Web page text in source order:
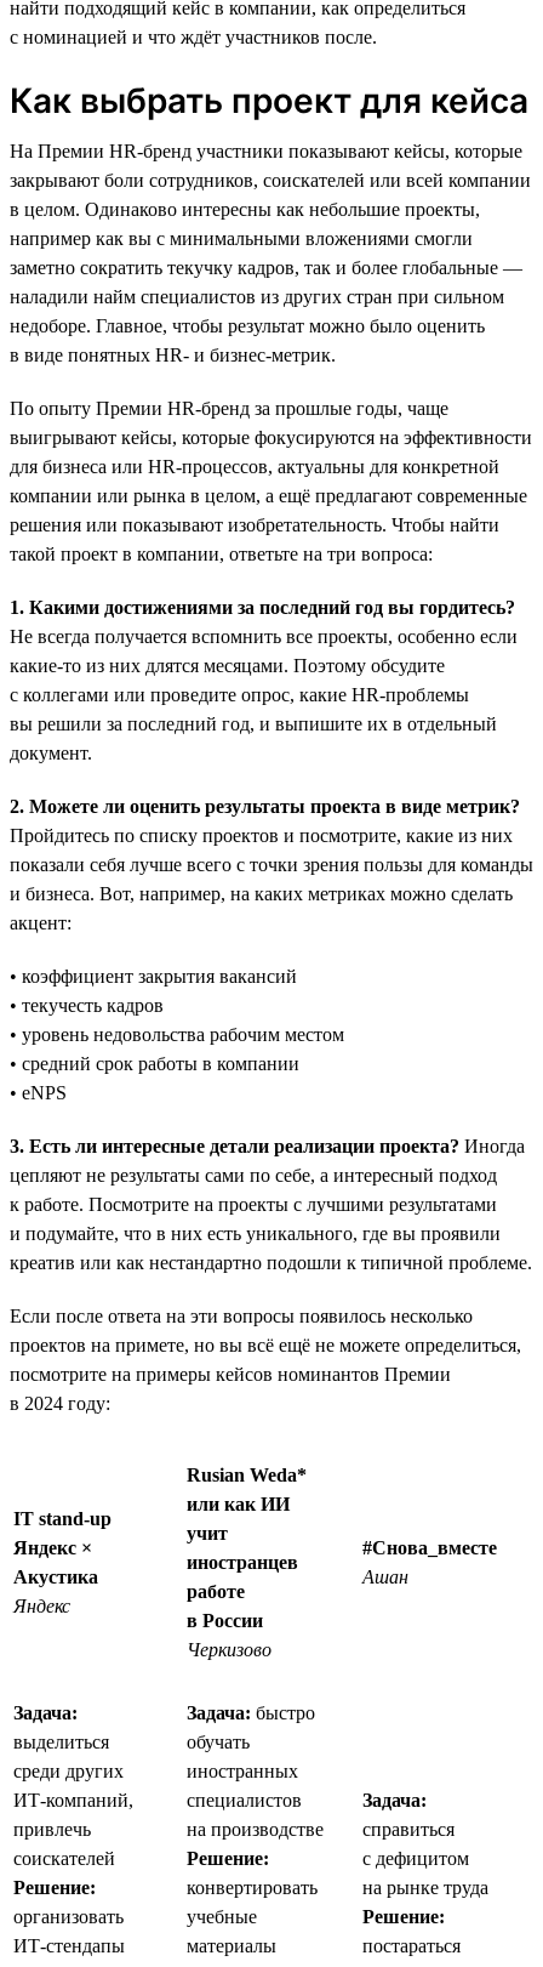
найти подходящий кейс в компании, как определиться
с номинацией и что ждёт участников после.
Как выбрать проект для кейса
На Премии HR-бренд участники показывают кейсы, которые
закрывают боли сотрудников, соискателей или всей компании
в целом. Одинаково интересны как небольшие проекты,
например как вы с минимальными вложениями смогли
заметно сократить текучку кадров, так и более глобальные —
наладили найм специалистов из других стран при сильном
недоборе. Главное, чтобы результат можно было оценить
в виде понятных HR- и бизнес-метрик.
По опыту Премии HR-бренд за прошлые годы, чаще
выигрывают кейсы, которые фокусируются на эффективности
для бизнеса или HR-процессов, актуальны для конкретной
компании или рынка в целом, а ещё предлагают современные
решения или показывают изобретательность. Чтобы найти
такой проект в компании, ответьте на три вопроса:
1. Какими достижениями за последний год вы гордитесь?
Не всегда получается вспомнить все проекты, особенно если
какие-то из них длятся месяцами. Поэтому обсудите
с коллегами или проведите опрос, какие HR-проблемы
вы решили за последний год, и выпишите их в отдельный
документ.
2. Можете ли оценить результаты проекта в виде метрик?
Пройдитесь по списку проектов и посмотрите, какие из них
показали себя лучше всего с точки зрения пользы для команды
и бизнеса. Вот, например, на каких метриках можно сделать
акцент:
• коэффициент закрытия вакансий
• текучесть кадров
• уровень недовольства рабочим местом
• средний срок работы в компании
• eNPS
3. Есть ли интересные детали реализации проекта? Иногда
цепляют не результаты сами по себе, а интересный подход
к работе. Посмотрите на проекты с лучшими результатами
и подумайте, что в них есть уникального, где вы проявили
креатив или как нестандартно подошли к типичной проблеме.
Если после ответа на эти вопросы появилось несколько
проектов на примете, но вы всё ещё не можете определиться,
посмотрите на примеры кейсов номинантов Премии
в 2024 году:
IT stand-up
Яндекс ×
Акустика
Яндекс
Rusian Weda*
или как ИИ
учит
иностранцев
работе
в России
Черкизово
#Снова_вместе
Ашан
Задача:
выделиться
среди других
ИТ-компаний,
привлечь
соискателей
Решение:
организовать
ИТ-стендапы
Задача: быстро
обучать
иностранных
специалистов
на производстве
Решение:
конвертировать
учебные
материалы
Задача:
справиться
с дефицитом
на рынке труда
Решение:
постараться